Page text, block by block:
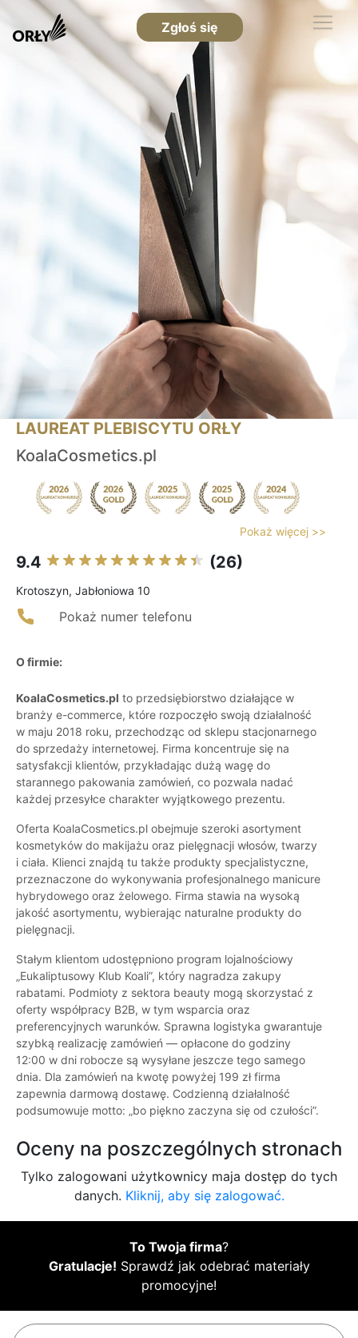
Zgłoś się
LAUREAT PLEBISCYTU ORŁY
KoalaCosmetics.pl
Pokaż więcej >>
9.4 (26)
Krotoszyn, Jabłoniowa 10
Pokaż numer telefonu
O firmie:
KoalaCosmetics.pl to przedsiębiorstwo działające w
branży e-commerce, które rozpoczęło swoją działalność
w maju 2018 roku, przechodząc od sklepu stacjonarnego
do sprzedaży internetowej. Firma koncentruje się na
satysfakcji klientów, przykładając dużą wagę do
starannego pakowania zamówień, co pozwala nadać
każdej przesyłce charakter wyjątkowego prezentu.
Oferta KoalaCosmetics.pl obejmuje szeroki asortyment
kosmetyków do makijażu oraz pielęgnacji włosów, twarzy
i ciała. Klienci znajdą tu także produkty specjalistyczne,
przeznaczone do wykonywania profesjonalnego manicure
hybrydowego oraz żelowego. Firma stawia na wysoką
jakość asortymentu, wybierając naturalne produkty do
pielęgnacji.
Stałym klientom udostępniono program lojalnościowy
„Eukaliptusowy Klub Koali”, który nagradza zakupy
rabatami. Podmioty z sektora beauty mogą skorzystać z
oferty współpracy B2B, w tym wsparcia oraz
preferencyjnych warunków. Sprawna logistyka gwarantuje
szybką realizację zamówień — opłacone do godziny
12:00 w dni robocze są wysyłane jeszcze tego samego
dnia. Dla zamówień na kwotę powyżej 199 zł firma
zapewnia darmową dostawę. Codzienną działalność
podsumowuje motto: „bo piękno zaczyna się od czułości”.
Oceny na poszczególnych stronach
Tylko zalogowani użytkownicy maja dostęp do tych
danych. Kliknij, aby się zalogować.
To Twoja firma?
Gratulacje! Sprawdź jak odebrać materiały
promocyjne!